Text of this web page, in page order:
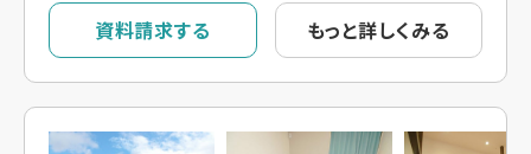
資料請求する もっと詳しくみる